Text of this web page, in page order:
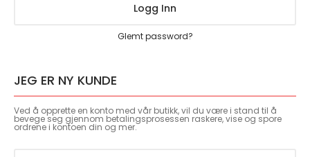
Logg Inn
Glemt password?
JEG ER NY KUNDE
Ved å opprette en konto med vår butikk, vil du være i stand til å
bevege seg gjennom betalingsprosessen raskere, vise og spore
ordrene i kontoen din og mer.